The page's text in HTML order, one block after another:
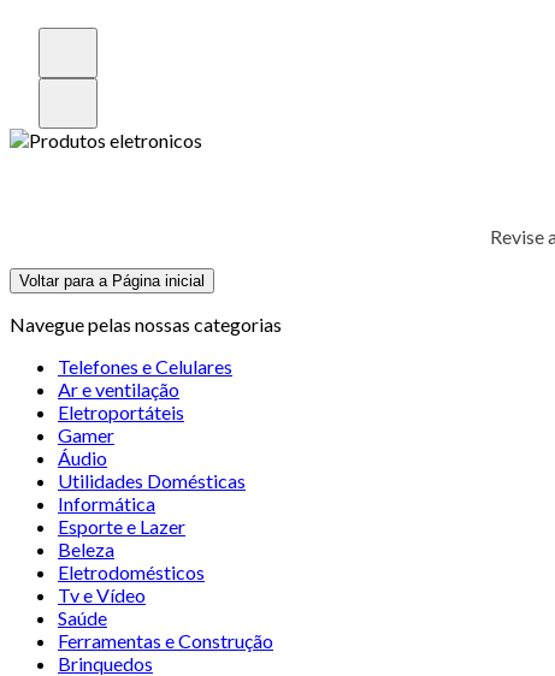
Revise
Voltar para a Página inicial
Navegue pelas nossas categorias
Telefones e Celulares
Ar e ventilação
Eletroportáteis
Gamer
Áudio
Utilidades Domésticas
Informática
Esporte e Lazer
Beleza
Eletrodomésticos
Tv e Vídeo
Saúde
Ferramentas e Construção
Brinquedos